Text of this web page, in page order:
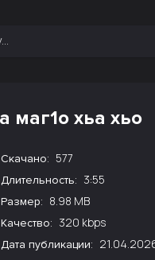
маг1о хьа хьо
Скачано: 577
Длительность: 3:55
Размер: 8.98 MB
Качество: 320 kbps
Дата публикации: